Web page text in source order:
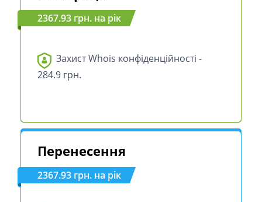
2367.93 грн. на рік
Захист Whois конфіденційності -
284.9 грн.
Перенесення
2367.93 грн. на рік